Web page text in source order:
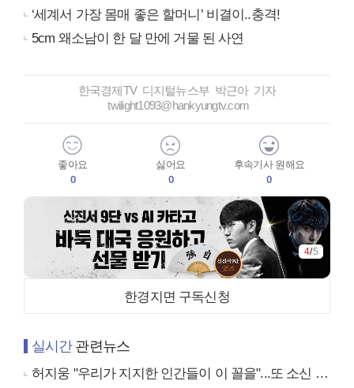
‘세계서 가장 몸매 좋은 할머니’ 비결이..충격!
5cm 왜소남이 한 달 만에 거물 된 사연
한국경제TV 디지털뉴스부 박근아 기자
twilight1093@hankyungtv.com
좋아요
0
싫어요
0
후속기사 원해요
0
4/5
한경지면 구독신청
실시간관련뉴스
허지웅 "우리가 지지한 인간들이 이 꼴을"...또 소신 발언